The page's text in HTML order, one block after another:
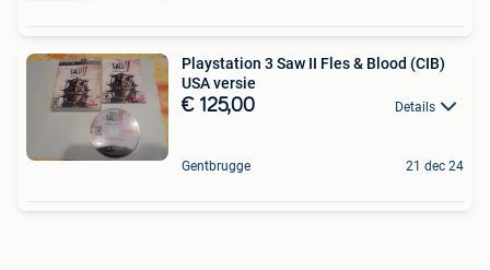
Playstation 3 Saw II Fles & Blood (CIB)
USA versie
€ 125,00 Details
Gentbrugge 21 dec 24